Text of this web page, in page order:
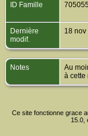
ID Famille 705055
Dernière
modif.
18 nov
Notes
Au
à cette
Ce site fonctionne grace
15.0,